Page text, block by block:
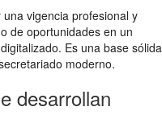
vigencia profesional y
de oportunidades en un
Es una base sólida
moderno.
desarrollan